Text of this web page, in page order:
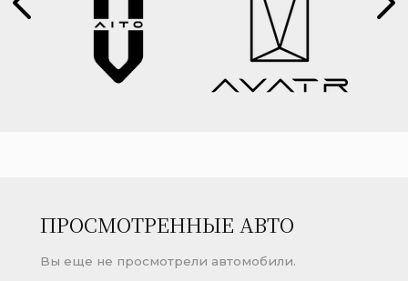
ПРОСМОТРЕННЫЕ АВТО
Вы еще не просмотрели автомобили.